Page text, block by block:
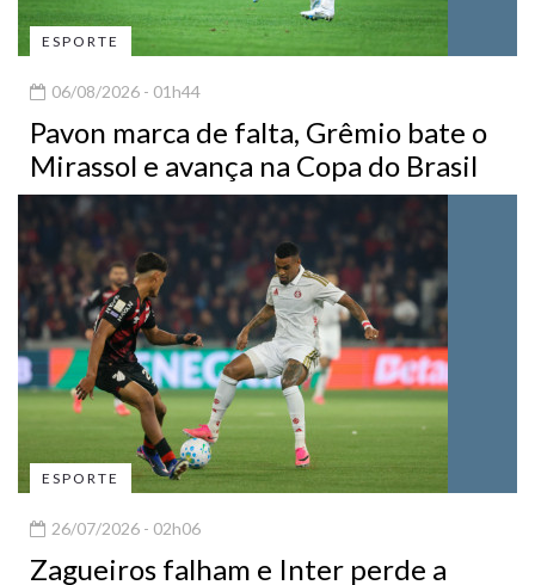
ESPORTE
06/08/2026 - 01h44
Pavon marca de falta, Grêmio bate o
Mirassol e avança na Copa do Brasil
ESPORTE
26/07/2026 - 02h06
Zagueiros falham e Inter perde a